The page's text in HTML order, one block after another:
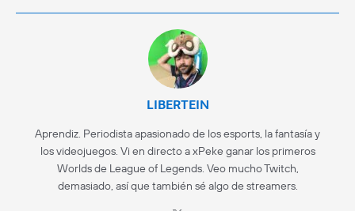
LIBERTEIN
Aprendiz. Periodista apasionado de los esports, la fantasía y
los videojuegos. Vi en directo a xPeke ganar los primeros
Worlds de League of Legends. Veo mucho Twitch,
demasiado, así que también sé algo de streamers.